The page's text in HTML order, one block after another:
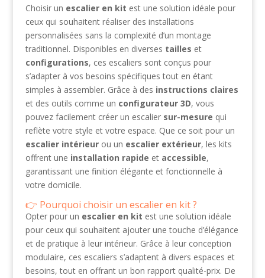
Choisir un escalier en kit est une solution idéale pour
ceux qui souhaitent réaliser des installations
personnalisées sans la complexité d’un montage
traditionnel. Disponibles en diverses tailles et
configurations, ces escaliers sont conçus pour
s’adapter à vos besoins spécifiques tout en étant
simples à assembler. Grâce à des instructions claires
et des outils comme un configurateur 3D, vous
pouvez facilement créer un escalier sur-mesure qui
reflète votre style et votre espace. Que ce soit pour un
escalier intérieurou un escalier extérieur, les kits
offrent une installation rapide et accessible,
garantissant une finition élégante et fonctionnelle à
votre domicile.
Pourquoi choisir un escalier en kit ?
Opter pour un escalier en kit est une solution idéale
pour ceux qui souhaitent ajouter une touche d’élégance
et de pratique à leur intérieur. Grâce à leur conception
modulaire, ces escaliers s’adaptent à divers espaces et
besoins, tout en offrant un bon rapport qualité-prix. De